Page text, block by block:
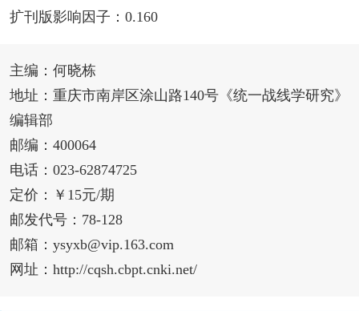
扩刊版影响因子：0.160
主编：何晓栋
地址：重庆市南岸区涂山路140号《统一战线学研究》
编辑部
邮编：400064
电话：023-62874725
定价：￥15元/期
邮发代号：78-128
邮箱：ysyxb@vip.163.com
网址：http://cqsh.cbpt.cnki.net/